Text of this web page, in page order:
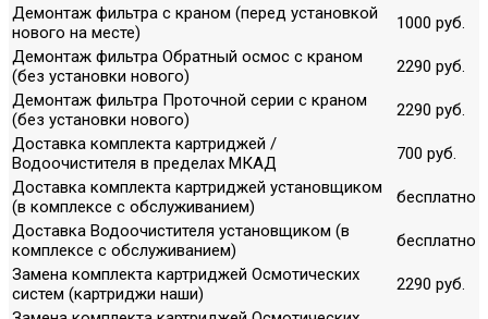
Демонтаж фильтра с краном (перед установкой
нового на месте)
1000 руб.
Демонтаж фильтра Обратный осмос с краном
(без установки нового)
2290 руб.
Демонтаж фильтра Проточной серии с краном
(без установки нового)
2290 руб.
Доставка комплекта картриджей /
Водоочистителя в пределах МКАД
700 руб.
Доставка комплекта картриджей установщиком
(в комплексе с обслуживанием)
бесплатно
Доставка Водоочистителя установщиком (в
комплексе с обслуживанием)
бесплатно
Замена комплекта картриджей Осмотических
систем (картриджи наши)
2290 руб.